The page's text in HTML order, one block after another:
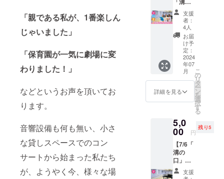
「親である私が、1番楽しん
じゃいました」
「保育園が一気に劇場に変
わりました！」
などというお声を頂いてお
ります。
音響設備も何も無い、小さ
な貸しスペースでのコン
サートから始まった私たち
が、ようやく今、様々な場
公演に
出演。
オフブ
ロード
ウェイ
の新作
ミュー
ジカル
含め、
数々の
出演
し、振
がけて
いる。
2019
年、「A
Charlie
Brown
Chrism
as」ス
す ※開
催日時
は日本
時間で
す ※海
外から
繋げる
ため電
波状況
る場合
もあり
Hitomi
プロ
フィー
ル NYを
拠点に
活動し
ている
ら徒歩
５分 対
象年
齢：歩
けるよ
うに
なった
子から
未就学
児まで
物：動
きやす
み物 ※
裸足で
行ない
ますの
で、室
内履き
は必要
て応援
してく
ださる
方！ぜ
ひご支
援よろ
しくお
願いい
たしま
す。 ※
画像は
イメー
動画を
CAMPF
IREの
メッ
セージ
にてお
送りし
コード
を掲載
しま
す。 ※※
こちら
の権利
にはコ
ンサー
トチ
ケット
は付属
しませ
加希望
の場合
チケッ
トをお
求めく
ださい
口」
ファミ
リーコ
ンサー
ト 選
べる指
定席チ
ケット
（特典
２種
付）】
新作
ファミ
リーコ
ンサー
ト～こ
ちら
nico't
研究所
支援
者：
4人
お届
け予
定：
2024
年07
月
詳細を見る
こ
の
リ
タ
ー
ン
を
選
択
す
る
5,0
00 円
残り5
【7/6「
溝の
口」コ
ンサー
トスポ
支援